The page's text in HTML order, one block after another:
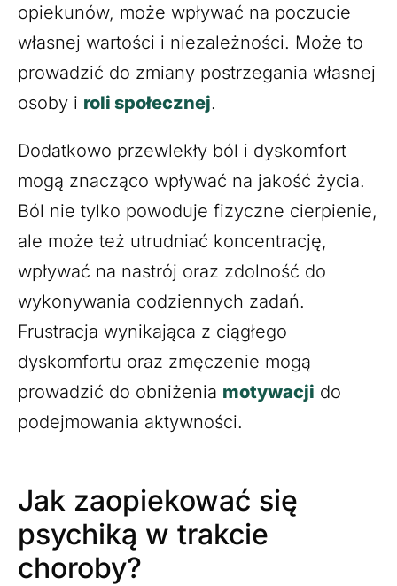
opiekunów, może wpływać na poczucie
własnej wartości i niezależności. Może to
prowadzić do zmiany postrzegania własnej
osoby i roli społecznej.
Dodatkowo przewlekły ból i dyskomfort
mogą znacząco wpływać na jakość życia.
Ból nie tylko powoduje fizyczne cierpienie,
ale może też utrudniać koncentrację,
wpływać na nastrój oraz zdolność do
wykonywania codziennych zadań.
Frustracja wynikająca z ciągłego
dyskomfortu oraz zmęczenie mogą
prowadzić do obniżenia motywacji do
podejmowania aktywności.
Jak zaopiekować się
psychiką w trakcie
choroby?